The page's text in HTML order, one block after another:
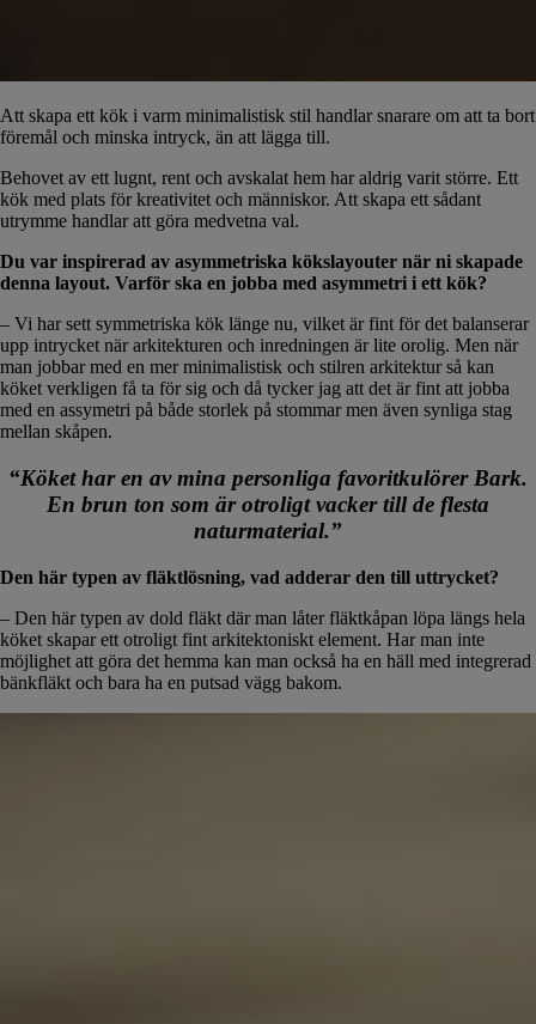
Att skapa ett kök i varm minimalistisk stil handlar snarare om att ta bort
föremål och minska intryck, än att lägga till.
Behovet av ett lugnt, rent och avskalat hem har aldrig varit större. Ett
kök med plats för kreativitet och människor. Att skapa ett sådant
utrymme handlar att göra medvetna val.
Du var inspirerad av asymmetriska kökslayouter när ni skapade
denna layout. Varför ska en jobba med asymmetri i ett kök?
– Vi har sett symmetriska kök länge nu, vilket är fint för det balanserar
upp intrycket när arkitekturen och inredningen är lite orolig. Men när
man jobbar med en mer minimalistisk och stilren arkitektur så kan
köket verkligen få ta för sig och då tycker jag att det är fint att jobba
med en assymetri på både storlek på stommar men även synliga stag
mellan skåpen.
“Köket har en av mina personliga favoritkulörer Bark.
En brun ton som är otroligt vacker till de flesta
naturmaterial.”
Den här typen av fläktlösning, vad adderar den till uttrycket?
– Den här typen av dold fläkt där man låter fläktkåpan löpa längs hela
köket skapar ett otroligt fint arkitektoniskt element. Har man inte
möjlighet att göra det hemma kan man också ha en häll med integrerad
bänkfläkt och bara ha en putsad vägg bakom.